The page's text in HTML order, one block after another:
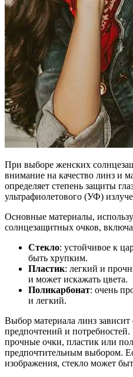
При выборе женских
внимание на качество линз и
определяет степень защиты
ультрафиолетового (УФ)
Основные материалы,
солнцезащитных очков,
Стекло: устойчивое к
быть хрупким.
Пластик: легкий и
и может искажать цвета.
Поликарбонат: очень
и легкий.
Выбор материала линз
предпочтений и
прочные очки, пластик или
предпочтительным выбором.
изображения, стекло может